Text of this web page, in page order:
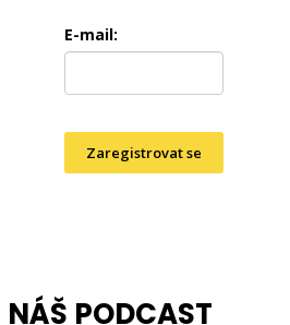
E-mail:
Zaregistrovat se
NÁŠ PODCAST